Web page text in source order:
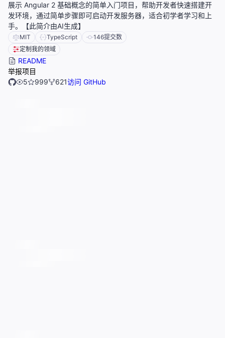
展示 Angular 2 基础概念的简单入门项目，帮助开发者快速搭建开
发环境，通过简单步骤即可启动开发服务器，适合初学者学习和上
手。【此简介由AI生成】
MIT TypeScript 146提交数
定制我的领域
README
举报项目
5
999 621访问 GitHub